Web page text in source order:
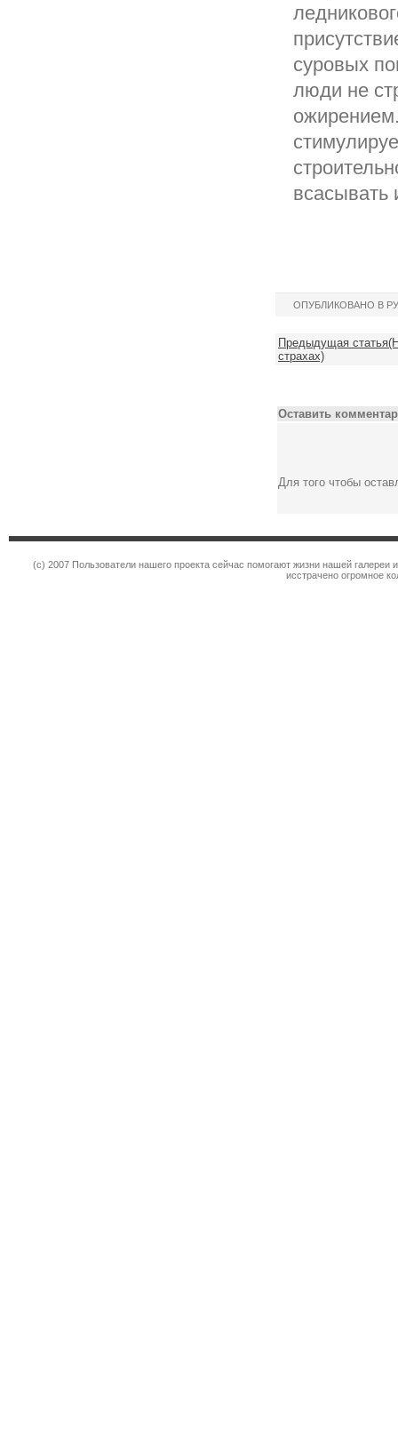
суровых
люди не
всасывать
ОПУБЛИКОВАНО В
Предыдущая
страхах)
Оставить
Для того чтобы
(c) 2007 Пользователи нашего проекта сейчас помогают жизни нашей
исстрачено огромное